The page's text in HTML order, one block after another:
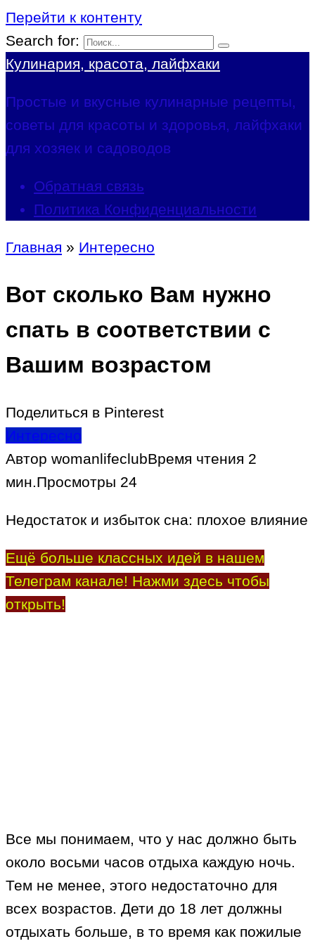
Перейти к контенту
Search for:
Кулинария, красота, лайфхаки
Простые и вкусные кулинарные рецепты,
советы для красоты и здоровья, лайфхаки
для хозяек и садоводов
Обратная связь
Политика Конфиденциальности
Главная » Интересно
Вот сколько Вам нужно
спать в соответствии с
Вашим возрастом
Поделиться в Pinterest
Интересно
Автор womanlifeclubВремя чтения 2
мин.Просмотры 24
Недостаток и избыток сна: плохое влияние
Ещё больше классных идей в нашем
Телеграм канале! Нажми здесь чтобы
открыть!
Все мы понимаем, что у нас должно быть
около восьми часов отдыха каждую ночь.
Тем не менее, этого недостаточно для
всех возрастов. Дети до 18 лет должны
отдыхать больше, в то время как пожилые